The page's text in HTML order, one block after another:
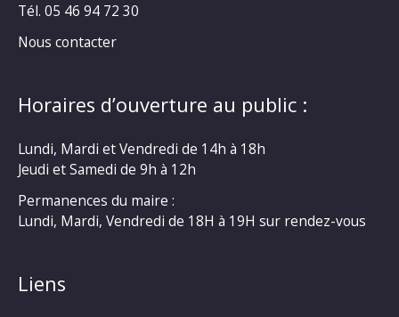
Tél. 05 46 94 72 30
Nous contacter
Horaires d’ouverture au public :
Lundi, Mardi et Vendredi de 14h à 18h
Jeudi et Samedi de 9h à 12h
Permanences du maire :
Lundi, Mardi, Vendredi de 18H à 19H sur rendez-vous
Liens